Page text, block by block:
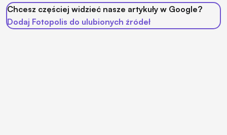
Chcesz częściej widzieć nasze artykuły w Google?
Dodaj Fotopolis do ulubionych źródeł